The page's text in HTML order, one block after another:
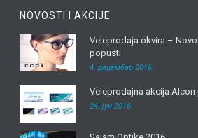
NOVOSTI I AKCIJE
Veleprodaja okvira –
popusti
4. децембар 2016.
Veleprodajna akcija
24. јун 2016.